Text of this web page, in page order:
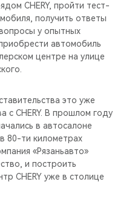
CHERY, пройти тест-
получить ответы
у опытных
автомобиль
центре на улице
это уже
с CHERY. В прошлом году
в автосалоне
80-ти километрах
«Рязаньавто»
и построить
CHERY уже в столице